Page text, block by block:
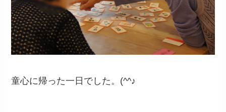
童心に帰った一日でした。(^^♪